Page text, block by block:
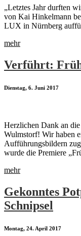
„Letztes Jahr durften
von Kai Hinkelmann
LUX in Nürnberg
mehr
Verführt:
Dienstag, 6. Juni 2017
Herzlichen Dank an
Wulmstorf! Wir haben
Aufführungsbildern
wurde die Premiere
mehr
Gekonntes
Schnipsel
Montag, 24. April 2017